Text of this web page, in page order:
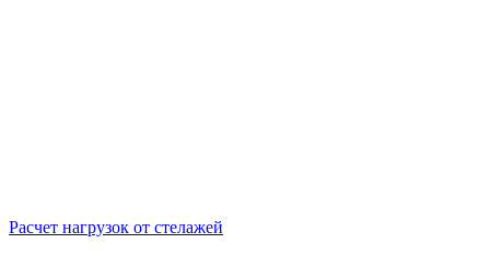
Расчет нагрузок от стелажей